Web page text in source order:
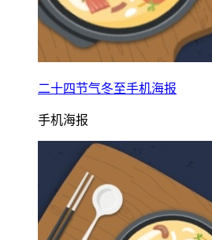
二十四节气冬至手机海报
手机海报